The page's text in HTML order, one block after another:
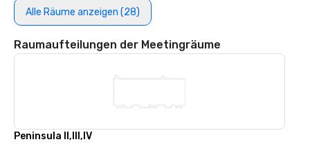
Alle Räume anzeigen (28)
Raumaufteilungen der Meetingräume
Peninsula II,III,IV